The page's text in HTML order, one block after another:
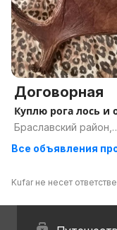
Договорная
Куплю рога лось и
Браславский район,
Все объявления
Kufar не несет